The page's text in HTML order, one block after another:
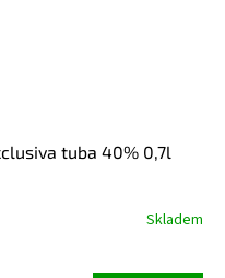
tuba 40% 0,7l
Skladem